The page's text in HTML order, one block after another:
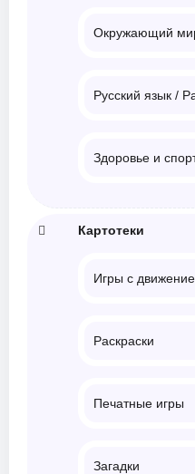
Окружающий
Русский язык /
Здоровье и
Картотеки
Игры с
Раскраски
Печатные игры
Загадки